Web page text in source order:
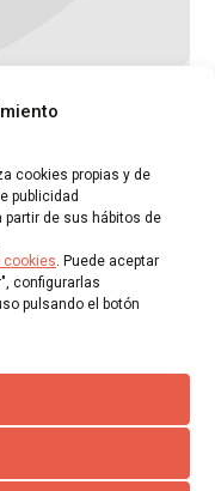
cookies propias y de
publicidad
partir de sus hábitos de
cookies. Puede aceptar
configurarlas
pulsando el botón